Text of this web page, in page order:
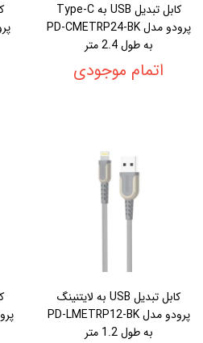
کابل تبدیل USB به Type-C
پرودو مدل PD-CMETRP24-BK
به طول 2.4 متر
اتمام موجودی
کابل تبدیل USB به لایتنینگ
پرودو مدل PD-LMETRP12-BK
به طول 1.2 متر